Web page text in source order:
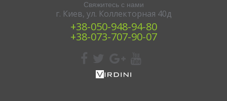
Свяжитесь с нами
г. Киев, ул. Коллекторная 40д
+38‎‎-050-948-94-80
+38-‎073-707-90-07